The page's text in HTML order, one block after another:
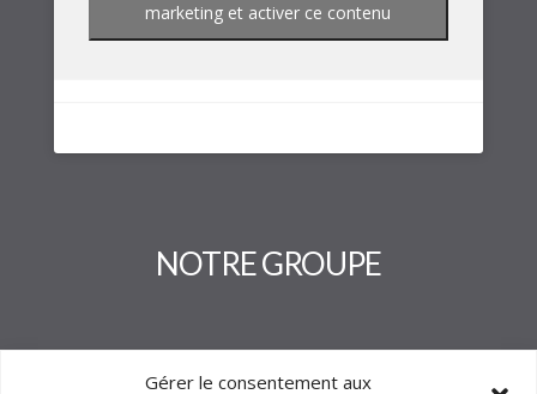
Gérer le consentement aux
marketing et activer ce contenu
NOTRE GROUPE